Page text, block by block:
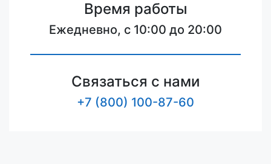
Время работы
Ежедневно, с 10:00 до 20:00
Связаться с нами
+7 (800) 100-87-60